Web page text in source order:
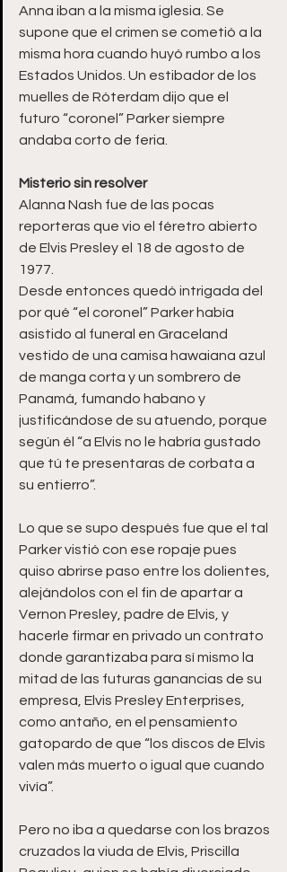
Anna iban a la misma iglesia. Se
supone que el crimen se cometió a la
misma hora cuando huyó rumbo a los
Estados Unidos. Un estibador de los
muelles de Róterdam dijo que el
futuro “coronel” Parker siempre
andaba corto de feria.
Misterio sin resolver
Alanna Nash fue de las pocas
reporteras que vio el féretro abierto
de Elvis Presley el 18 de agosto de
1977.
Desde entonces quedó intrigada del
por qué “el coronel” Parker había
asistido al funeral en Graceland
vestido de una camisa hawaiana azul
de manga corta y un sombrero de
Panamá, fumando habano y
justificándose de su atuendo, porque
según él “a Elvis no le habría gustado
que tú te presentaras de corbata a
su entierro”.
Lo que se supo después fue que el tal
Parker vistió con ese ropaje pues
quiso abrirse paso entre los dolientes,
alejándolos con el fin de apartar a
Vernon Presley, padre de Elvis, y
hacerle firmar en privado un contrato
donde garantizaba para sí mismo la
mitad de las futuras ganancias de su
empresa, Elvis Presley Enterprises,
como antaño, en el pensamiento
gatopardo de que “los discos de Elvis
valen más muerto o igual que cuando
vivía”.
Pero no iba a quedarse con los brazos
cruzados la viuda de Elvis, Priscilla